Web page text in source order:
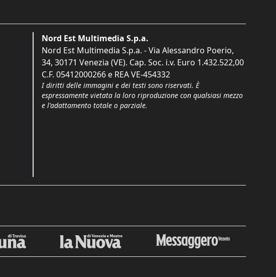
Nord Est Multimedia S.p.a.
Nord Est Multimedia S.p.a. - Via Alessandro Poerio,
34, 30171 Venezia (VE). Cap. Soc. i.v. Euro 1.432.522,00
C.F. 05412000266 e REA VE-454332
I diritti delle immagini e dei testi sono riservati. È
espressamente vietata la loro riproduzione con qualsiasi mezzo
e l'adattamento totale o parziale.